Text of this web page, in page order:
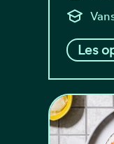
Les